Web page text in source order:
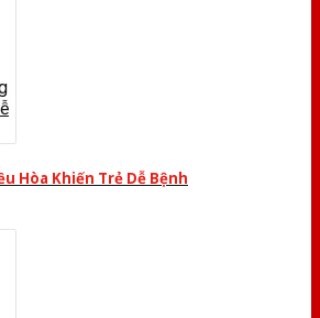
Hòa Khiến Trẻ Dễ Bệnh